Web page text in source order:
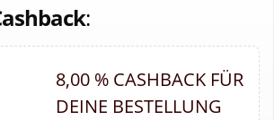
:
8,00 % CASHBACK FÜR
DEINE BESTELLUNG